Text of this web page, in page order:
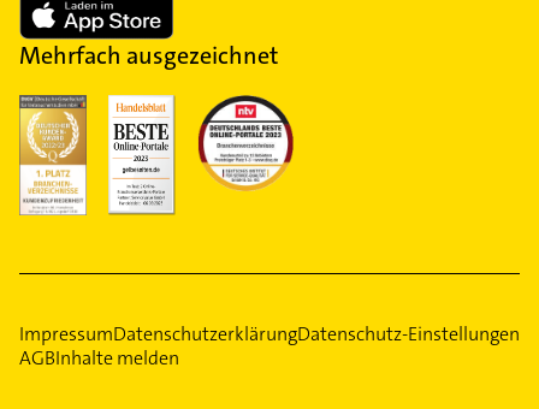
Mehrfach ausgezeichnet
ImpressumDatenschutzerklärungDatenschutz-Einstellungen
AGBInhalte melden